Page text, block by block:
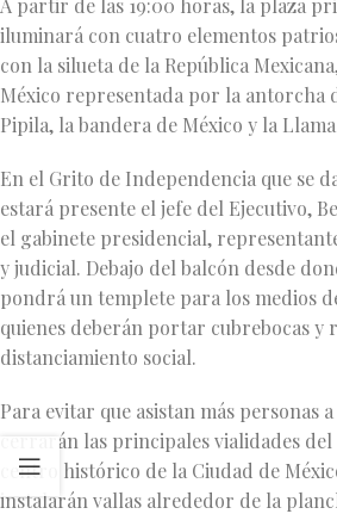
A partir de las 19:00 horas, la plaza
iluminará con cuatro elementos
con la silueta de la República
México representada por la antorcha
Pipila, la bandera de México y la
En el Grito de Independencia que se
estará presente el jefe del Ejecutivo,
el gabinete presidencial,
y judicial. Debajo del balcón desde
pondrá un templete para los medios
quienes deberán portar cubrebocas y
distanciamiento social.
Para evitar que asistan más personas
cerrarán las principales vialidades
centro histórico de la Ciudad de
instalarán vallas alrededor de la